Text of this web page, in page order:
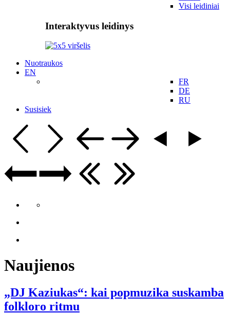
Visi leidiniai
Interaktyvus leidinys
Nuotraukos
EN
FR
DE
RU
Susisiek
Naujienos
„DJ Kaziukas“: kai popmuzika suskamba
folkloro ritmu